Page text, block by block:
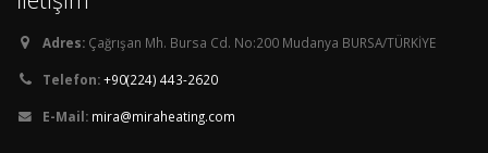
Adres: Çağrışan Mh. Bursa Cd. No:200 Mudanya BURSA/TÜRKİYE
Telefon:+90(224) 443-2620
E-Mail: mira@miraheating.com